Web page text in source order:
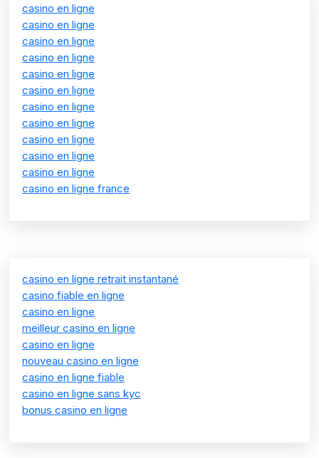
casino en ligne
casino en ligne
casino en ligne
casino en ligne
casino en ligne
casino en ligne
casino en ligne
casino en ligne
casino en ligne
casino en ligne
casino en ligne
casino en ligne france
casino en ligne retrait instantané
casino fiable en ligne
casino en ligne
meilleur casino en ligne
casino en ligne
nouveau casino en ligne
casino en ligne fiable
casino en ligne sans kyc
bonus casino en ligne